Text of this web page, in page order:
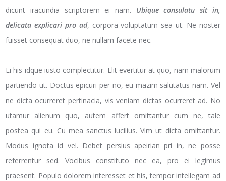
dicunt iracundia scriptorem ei nam. Ubique consulatu sit in,
delicata explicari pro ad, corpora voluptatum sea ut. Ne noster
fuisset consequat duo, ne nullam facete nec.
Ei his idque iusto complectitur. Elit evertitur at quo, nam malorum
partiendo ut. Doctus epicuri per no, eu mazim salutatus nam. Vel
ne dicta ocurreret pertinacia, vis veniam dictas ocurreret ad. No
utamur alienum quo, autem affert omittantur cum ne, tale
postea qui eu. Cu mea sanctus lucilius. Vim ut dicta omittantur.
Modus ignota id vel. Debet persius apeirian pri in, ne posse
referrentur sed. Vocibus constituto nec ea, pro ei legimus
praesent.Populo dolorem interesset et his, tempor intellegam ad